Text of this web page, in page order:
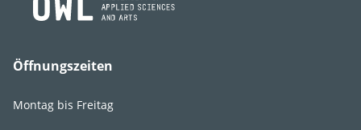
Öffnungszeiten
Montag bis Freitag